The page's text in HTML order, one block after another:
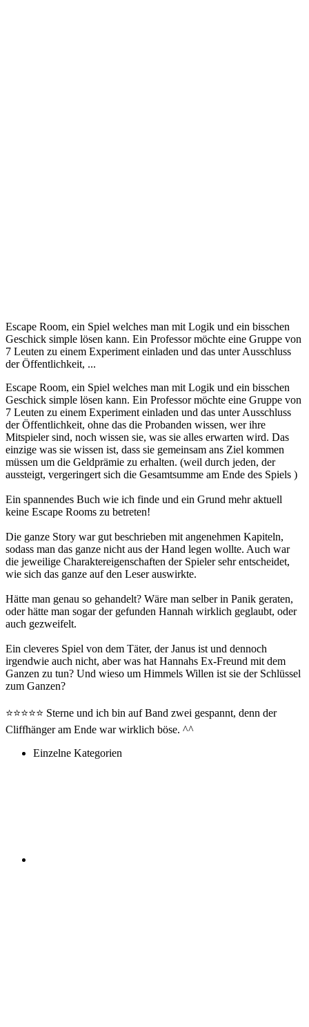
Escape Room, ein Spiel welches man mit Logik und ein bisschen
Geschick simple lösen kann. Ein Professor möchte eine Gruppe von
7 Leuten zu einem Experiment einladen und das unter Ausschluss
der Öffentlichkeit, ...
Escape Room, ein Spiel welches man mit Logik und ein bisschen
Geschick simple lösen kann. Ein Professor möchte eine Gruppe von
7 Leuten zu einem Experiment einladen und das unter Ausschluss
der Öffentlichkeit, ohne das die Probanden wissen, wer ihre
Mitspieler sind, noch wissen sie, was sie alles erwarten wird. Das
einzige was sie wissen ist, dass sie gemeinsam ans Ziel kommen
müssen um die Geldprämie zu erhalten. (weil durch jeden, der
aussteigt, vergeringert sich die Gesamtsumme am Ende des Spiels )
Ein spannendes Buch wie ich finde und ein Grund mehr aktuell
keine Escape Rooms zu betreten!
Die ganze Story war gut beschrieben mit angenehmen Kapiteln,
sodass man das ganze nicht aus der Hand legen wollte. Auch war
die jeweilige Charaktereigenschaften der Spieler sehr entscheidet,
wie sich das ganze auf den Leser auswirkte.
Hätte man genau so gehandelt? Wäre man selber in Panik geraten,
oder hätte man sogar der gefunden Hannah wirklich geglaubt, oder
auch gezweifelt.
Ein cleveres Spiel von dem Täter, der Janus ist und dennoch
irgendwie auch nicht, aber was hat Hannahs Ex-Freund mit dem
Ganzen zu tun? Und wieso um Himmels Willen ist sie der Schlüssel
zum Ganzen?
⭐️⭐️⭐️⭐️⭐️ Sterne und ich bin auf Band zwei gespannt, denn der
Cliffhänger am Ende war wirklich böse. ^^
Einzelne Kategorien